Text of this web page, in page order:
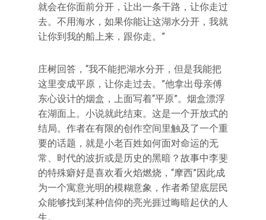
就会在你面前分开，让出一条干路，让你走过
去。不用海水，如果你能让这湖水分开，我就
让你到我的船上来，跟你走。”
庄树回答，“我不能把湖水分开，但是我能把
这里变成平原，让你走过去。”他拿出母亲傅
东心设计的烟盒，上面写着“平原”。烟盒漂浮
在湖面上。小说就此结束。这是一个开放式的
结局。作者在有限的创作空间里触及了一个重
要的话题，就是小老百姓如何面对命运的无
常、时代的波折或是历史的黑暗？故事中李斐
的特殊癖好是喜欢看火焰燃烧，“摩西”因此成
为一个寓意光明的模糊意象，作者希望底层民
众能够找到某种信仰的亮光捱过晦暗起伏的人
生。